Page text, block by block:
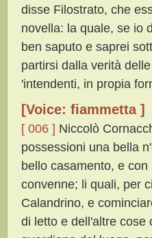
disse Filostrato, che
novella: la quale, se io
ben saputo e saprei
partirsi dalla verità
'intendenti, in propia
[Voice: fiammetta ]
[ 006 ] Niccolò
possessioni una bella
bello casamento, e
convenne; li quali, per
Calandrino, e
di letto e dell'altre cose